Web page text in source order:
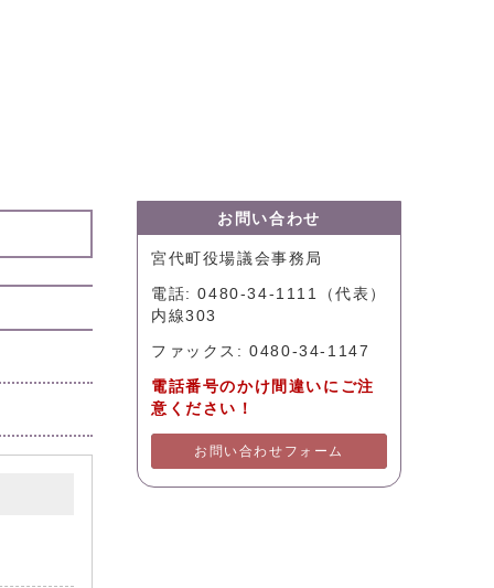
お問い合わせ
宮代町役場議会事務局
電話: 0480-34-1111（代表）
内線303
ファックス: 0480-34-1147
電話番号のかけ間違いにご注
意ください！
お問い合わせフォーム